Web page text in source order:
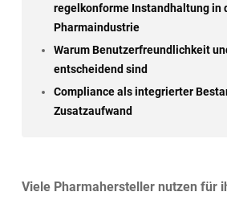
regelkonforme Instandhaltung in
Pharmaindustrie
Warum Benutzerfreundlichkeit
entscheidend sind
Compliance als integrierter
Zusatzaufwand
Viele Pharmahersteller nutzen für